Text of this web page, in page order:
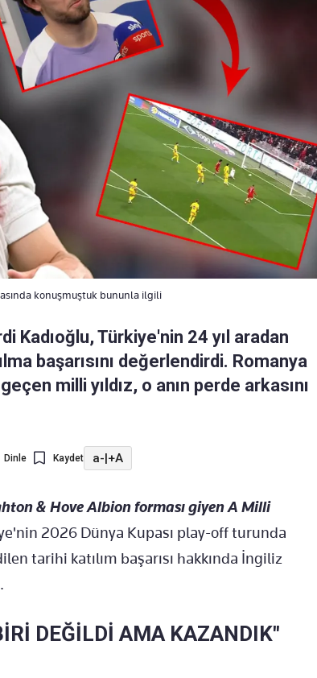
konuşmuştuk bununla ilgili
Kadıoğlu, Türkiye'nin 24 yıl aradan
başarısını değerlendirdi. Romanya
milli yıldız, o anın perde arkasını
Dinle Kaydet a-|+A
& Hove Albion forması giyen A Milli
2026 Dünya Kupası play-off turunda
tarihi katılım başarısı hakkında İngiliz
DEĞİLDİ AMA KAZANDIK"